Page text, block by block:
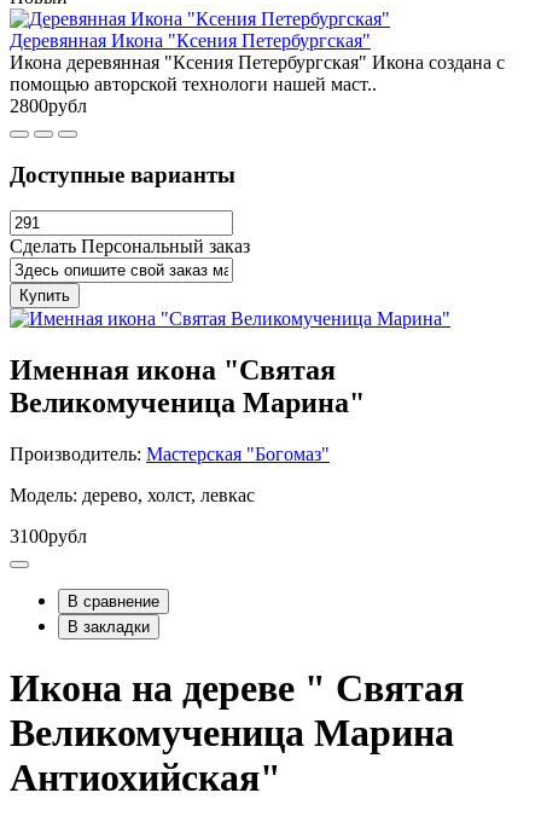
Деревянная Икона "Ксения Петербургская"
Икона деревянная "Ксения Петербургская" Икона создана с
помощью авторской технологи нашей маст..
2800рубл
Доступные варианты
Сделать Персональный заказ
Купить
Именная икона "Святая
Великомученица Марина"
Производитель: Мастерская "Богомаз"
Модель: дерево, холст, левкас
3100рубл
В сравнение
В закладки
Икона на дереве " Святая
Великомученица Марина
Антиохийская"